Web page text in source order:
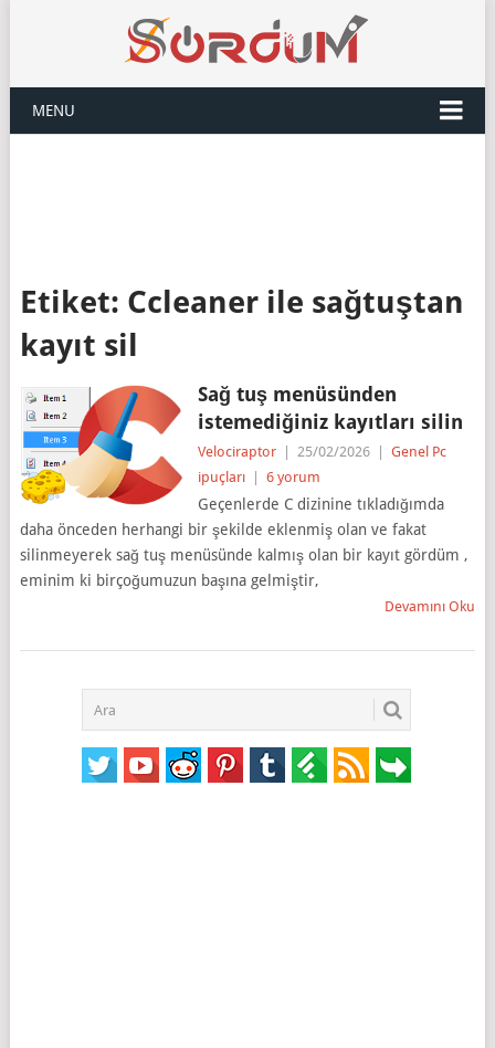
MENU
Etiket: Ccleaner ile sağtuştan
kayıt sil
Sağ tuş menüsünden
istemediğiniz kayıtları silin
Velociraptor 25/02/2026
Genel Pc
ipuçları
6 yorum
Geçenlerde C dizinine tıkladığımda
daha önceden herhangi bir şekilde eklenmiş olan ve fakat
silinmeyerek sağ tuş menüsünde kalmış olan bir kayıt gördüm ,
eminim ki birçoğumuzun başına gelmiştir,
Devamını Oku